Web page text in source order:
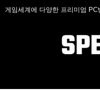
게임세계에 다양한 프리미엄 PC